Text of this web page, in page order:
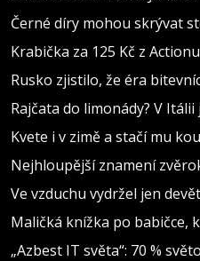
Černé díry mohou skrývat
Krabička za 125 Kč z
Rusko zjistilo, že éra
Rajčata do limonády? V
Kvete i v zimě a stačí mu
Nejhloupější znamení
Ve vzduchu vydržel jen
Maličká knížka po babičce,
„Azbest IT světa“: 70 %